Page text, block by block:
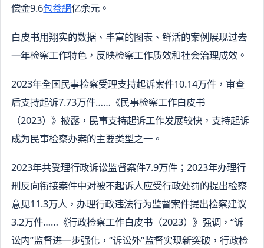
偿金9.6包養網亿余元。
白皮书用翔实的数据、丰富的图表、鲜活的案例展现过去
一年检察工作特色，反映检察工作质效和社会治理成效。
2023年全国民事检察受理支持起诉案件10.14万件，审查
后支持起诉7.73万件……《民事检察工作白皮书
（2023）》披露，民事支持起诉工作发展较快，支持起诉
成为民事检察办案的主要类型之一。
2023年共受理行政诉讼监督案件7.9万件；2023年办理行
刑反向衔接案件中对被不起诉人应受行政处罚的提出检察
意见11.3万人，办理行政违法行为监督案件提出检察建议
3.2万件……《行政检察工作白皮书（2023）》强调，“诉
讼内”监督进一步强化，“诉讼外”监督实现新突破，行政检